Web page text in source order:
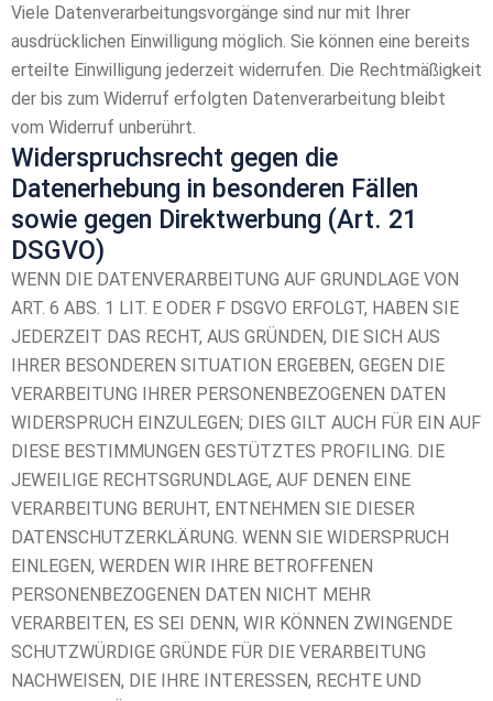
Viele Datenverarbeitungsvorgänge sind nur mit Ihrer
ausdrücklichen Einwilligung möglich. Sie können eine bereits
erteilte Einwilligung jederzeit widerrufen. Die Rechtmäßigkeit
der bis zum Widerruf erfolgten Datenverarbeitung bleibt
vom Widerruf unberührt.
Widerspruchsrecht gegen die
Datenerhebung in besonderen Fällen
sowie gegen Direktwerbung (Art. 21
DSGVO)
WENN DIE DATENVERARBEITUNG AUF GRUNDLAGE VON
ART. 6 ABS. 1 LIT. E ODER F DSGVO ERFOLGT, HABEN SIE
JEDERZEIT DAS RECHT, AUS GRÜNDEN, DIE SICH AUS
IHRER BESONDEREN SITUATION ERGEBEN, GEGEN DIE
VERARBEITUNG IHRER PERSONENBEZOGENEN DATEN
WIDERSPRUCH EINZULEGEN; DIES GILT AUCH FÜR EIN AUF
DIESE BESTIMMUNGEN GESTÜTZTES PROFILING. DIE
JEWEILIGE RECHTSGRUNDLAGE, AUF DENEN EINE
VERARBEITUNG BERUHT, ENTNEHMEN SIE DIESER
DATENSCHUTZERKLÄRUNG. WENN SIE WIDERSPRUCH
EINLEGEN, WERDEN WIR IHRE BETROFFENEN
PERSONENBEZOGENEN DATEN NICHT MEHR
VERARBEITEN, ES SEI DENN, WIR KÖNNEN ZWINGENDE
SCHUTZWÜRDIGE GRÜNDE FÜR DIE VERARBEITUNG
NACHWEISEN, DIE IHRE INTERESSEN, RECHTE UND